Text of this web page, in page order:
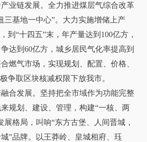
链发展。全力推进煤层气综合改革
三基地一中心”。大力实施增储上产
到“十四五”末，年产量达到100亿方，
达到60亿方，城乡居民气化率提高到
燃气市场，实现规划、配置、价格、
争取区块核减权限下放我市。
发展。坚持把全市域作为功能完整
规划、建设、管理，构建“一核、两
展格局，叫响“东方古堡、人间晋城，
”品牌。以王莽岭、皇城相府、珏